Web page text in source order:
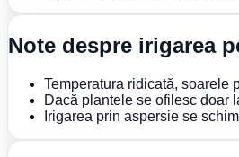
Note despre irigarea
Temperatura ridicată, soarele
Dacă plantele se ofilesc doar
Irigarea prin aspersie se